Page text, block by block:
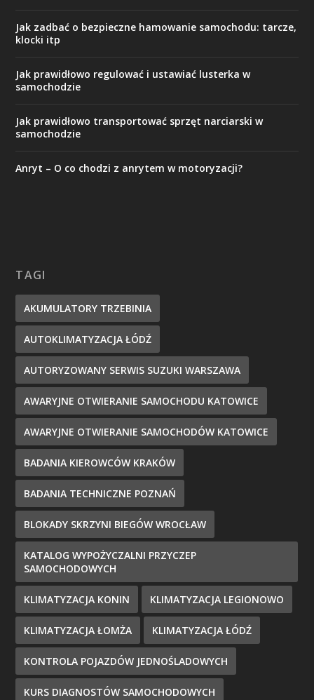
Jak zadbać o bezpieczne hamowanie samochodu: tarcze,
klocki itp
Jak prawidłowo regulować i ustawiać lusterka w
samochodzie
Jak prawidłowo transportować sprzęt narciarski w
samochodzie
Anryt – O co chodzi z anrytem w motoryzacji?
TAGI
AKUMULATORY TRZEBINIA
AUTOKLIMATYZACJA ŁÓDŹ
AUTORYZOWANY SERWIS SUZUKI WARSZAWA
AWARYJNE OTWIERANIE SAMOCHODU KATOWICE
AWARYJNE OTWIERANIE SAMOCHODÓW KATOWICE
BADANIA KIEROWCÓW KRAKÓW
BADANIA TECHNICZNE POZNAŃ
BLOKADY SKRZYNI BIEGÓW WROCŁAW
KATALOG WYPOŻYCZALNI PRZYCZEP
SAMOCHODOWYCH
KLIMATYZACJA KONIN KLIMATYZACJA LEGIONOWO
KLIMATYZACJA ŁOMŻA KLIMATYZACJA ŁÓDŹ
KONTROLA POJAZDÓW JEDNOŚLADOWYCH
KURS DIAGNOSTÓW SAMOCHODOWYCH